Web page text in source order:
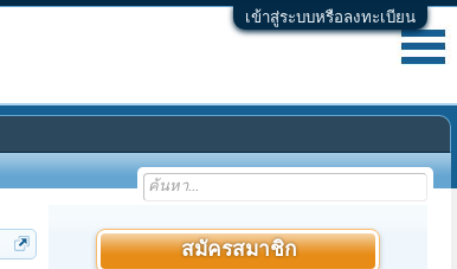
เข้าสู่ระบบหรือลงทะเบียน
สมัครสมาชิก